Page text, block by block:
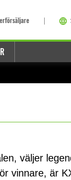
väljer
vinnare, är